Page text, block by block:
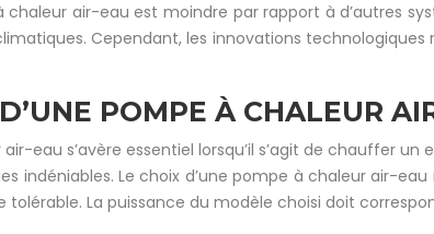
chaleur air-eau est moindre par rapport à d’autres
Cependant, les innovations
POMPE À CHALEUR
eau s’avère essentiel lorsqu’il s’agit de chauffer
indéniables. Le choix d’une pompe à chaleur air-
tolérable. La puissance du modèle choisi doit